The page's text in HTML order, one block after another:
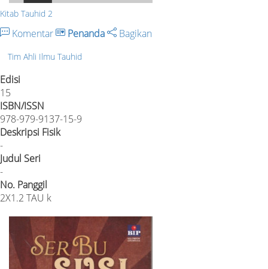
Kitab Tauhid 2
Komentar Penanda Bagikan
Tim Ahli Ilmu Tauhid
Edisi
15
ISBN/ISSN
978-979-9137-15-9
Deskripsi Fisik
-
Judul Seri
-
No. Panggil
2X1.2 TAU k